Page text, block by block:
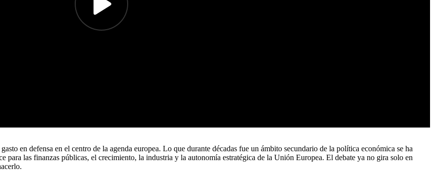
en defensa en el centro de la agenda europea. Lo que durante décadas fue un ámbito secundario de la política económica se ha
para las finanzas públicas, el crecimiento, la industria y la autonomía estratégica de la Unión Europea. El debate ya no gira solo en